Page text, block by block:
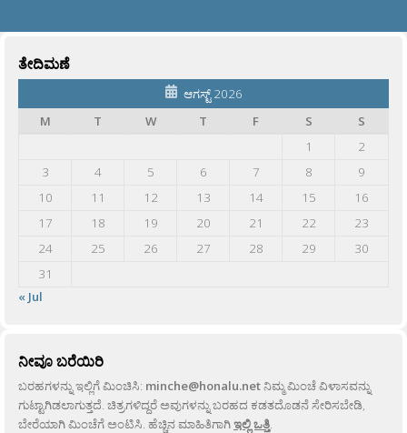
ತೇದಿಮಣೆ
ಆಗಸ್ಟ್ 2026
M
T W T F S
S
1
2
3
4 5 6 7 8
9
10
11 12 13 14 15
16
17
18 19 20 21 22
23
24
25 26 27 28 29
30
31
« Jul
ನೀವೂ ಬರೆಯಿರಿ
ಬರಹಗಳನ್ನು ಇಲ್ಲಿಗೆ ಮಿಂಚಿಸಿ: minche@honalu.netನಿಮ್ಮ ಮಿಂಚೆ ವಿಳಾಸವನ್ನು
ಗುಟ್ಟಾಗಿಡಲಾಗುತ್ತದೆ. ಚಿತ್ರಗಳಿದ್ದರೆ ಅವುಗಳನ್ನು ಬರಹದ ಕಡತದೊಡನೆ ಸೇರಿಸಬೇಡಿ,
ಬೇರೆಯಾಗಿ ಮಿಂಚೆಗೆ ಅಂಟಿಸಿ. ಹೆಚ್ಚಿನ ಮಾಹಿತಿಗಾಗಿಇಲ್ಲಿ ಒತ್ತಿ.